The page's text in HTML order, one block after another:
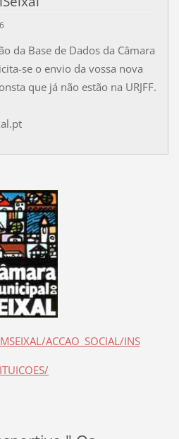
da Base de Dados da Câmara
se o envio da vossa nova
que já não estão na URJFF.
ACCAO_SOCIAL/INS